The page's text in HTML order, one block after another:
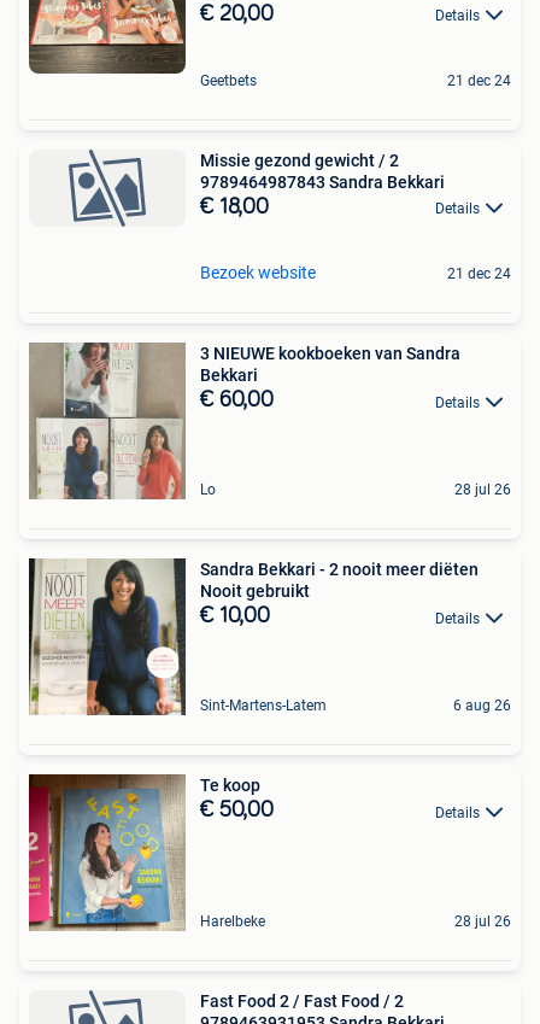
€ 20,00 Details
Geetbets 21 dec 24
Missie gezond gewicht / 2
9789464987843 Sandra Bekkari
€ 18,00 Details
Bezoek website 21 dec 24
3 NIEUWE kookboeken van Sandra
Bekkari
€ 60,00 Details
Lo 28 jul 26
Sandra Bekkari - 2 nooit meer diëten
Nooit gebruikt
€ 10,00 Details
Sint-Martens-Latem 6 aug 26
Te koop
€ 50,00 Details
Harelbeke 28 jul 26
Fast Food 2 / Fast Food / 2